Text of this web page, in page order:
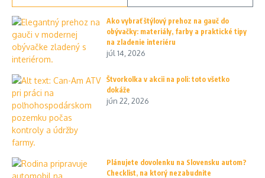
Ako vybrať štýlový prehoz na gauč do
obývačky: materiály, farby a praktické tipy
na zladenie interiéru
júl 14, 2026
Štvorkolka v akcii na poli: toto všetko
dokáže
jún 22, 2026
Plánujete dovolenku na Slovensku autom?
Checklist, na ktorý nezabudnite